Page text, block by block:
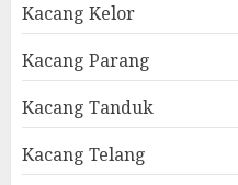
Kacang Kelor
Kacang Parang
Kacang Tanduk
Kacang Telang